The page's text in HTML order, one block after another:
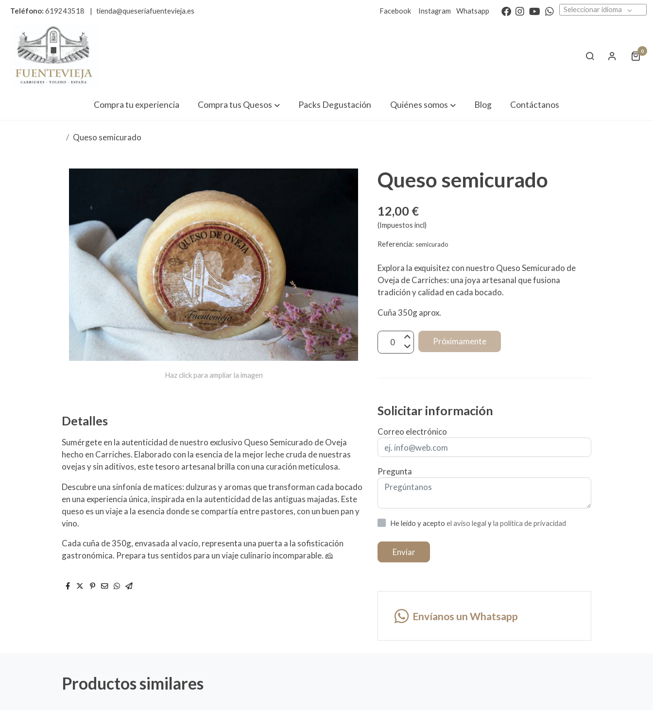
Teléfono: 619243518 | tienda@queseriafuentevieja.es Facebook Instagram Whatsapp Seleccionar idioma
0
Compra tu experiencia Compra tus Quesos Packs Degustación Quiénes somos Blog Contáctanos
Queso semicurado
Haz click para ampliar la imagen
Detalles
Sumérgete en la autenticidad de nuestro exclusivo Queso Semicurado de Oveja
hecho en Carriches. Elaborado con la esencia de la mejor leche cruda de nuestras
ovejas y sin aditivos, este tesoro artesanal brilla con una curación meticulosa.
Descubre una sinfonía de matices: dulzuras y aromas que transforman cada bocado
en una experiencia única, inspirada en la autenticidad de las antiguas majadas. Este
queso es un viaje a la esencia donde se compartía entre pastores, con un buen pan y
vino.
Cada cuña de 350g, envasada al vacío, representa una puerta a la sofisticación
gastronómica. Prepara tus sentidos para un viaje culinario incomparable. 🧀
Queso semicurado
12,00 €
(Impuestos incl)
Referencia: semicurado
Explora la exquisitez con nuestro Queso Semicurado de
Oveja de Carriches: una joya artesanal que fusiona
tradición y calidad en cada bocado.
Cuña 350g aprox.
Próximamente
Solicitar información
Correo electrónico
Pregunta
He leído y acepto el aviso legal yla política de privacidad
Enviar
Envíanos un Whatsapp
Productos similares